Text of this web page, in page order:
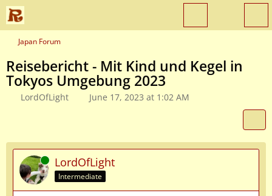
Japan Forum
Reisebericht - Mit Kind und Kegel in
Tokyos Umgebung 2023
LordOfLight June 17, 2023 at 1:02 AM
Online LordOfLight
Intermediate